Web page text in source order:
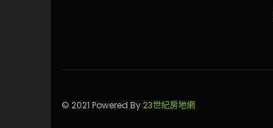
© 2021 Powered By23世紀房地網